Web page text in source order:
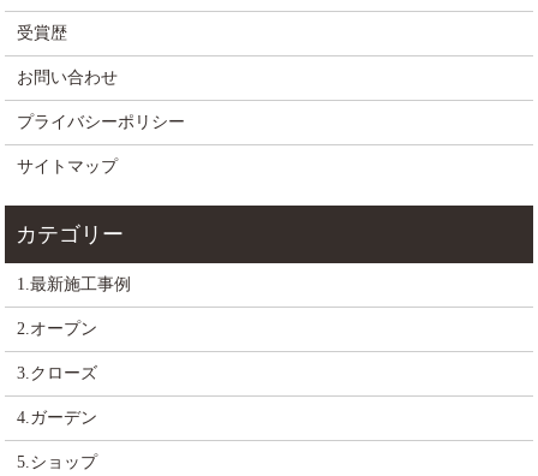
受賞歴
お問い合わせ
プライバシーポリシー
サイトマップ
1.最新施工事例
2.オープン
3.クローズ
4.ガーデン
5.ショップ